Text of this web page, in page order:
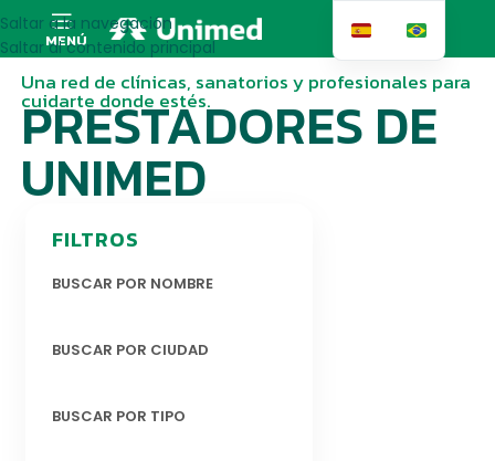
Saltar a la navegación
Saltar al contenido principal
MENÚ
Una red de clínicas, sanatorios y profesionales para
cuidarte donde estés.
PRESTADORES DE
UNIMED
FILTROS
BUSCAR POR NOMBRE
BUSCAR POR CIUDAD
BUSCAR POR TIPO